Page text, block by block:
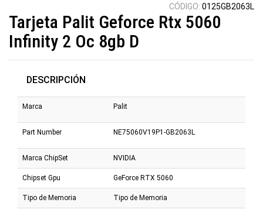
CÓDIGO: 0125GB2063L
Tarjeta Palit Geforce Rtx 5060
Infinity 2 Oc 8gb D
DESCRIPCIÓN
Marca Palit
Part Number NE75060V19P1-GB2063L
Marca ChipSet NVIDIA
Chipset Gpu GeForce RTX 5060
Tipo de Memoria Tipo de Memoria